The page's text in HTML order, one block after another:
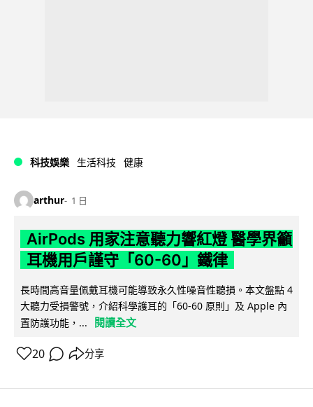
科技娛樂 生活科技 健康
arthur 1 日
AirPods 用家注意聽力響紅燈 醫學界籲
耳機用戶謹守「60-60」鐵律
長時間高音量佩戴耳機可能導致永久性噪音性聽損。本文盤點 4
大聽力受損警號，介紹科學護耳的「60-60 原則」及 Apple 內
置防護功能，...
閱讀全文
20 分享